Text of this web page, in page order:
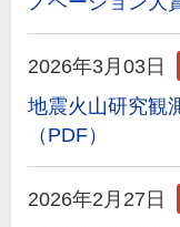
2026年3月03日
地震火山研究観
（PDF）
2026年2月27日